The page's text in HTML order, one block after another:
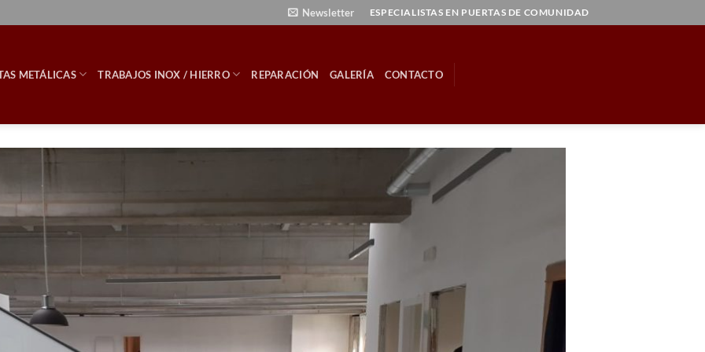
Newsletter ESPECIALISTAS EN PUERTAS DE COMUNIDAD
METÁLICAS TRABAJOS INOX / HIERRO REPARACIÓN GALERÍA CONTACTO